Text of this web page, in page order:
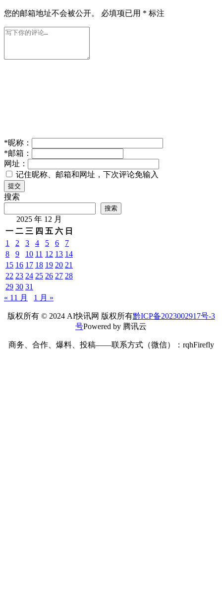
您的邮箱地址不会被公开。 必填项已用 * 标注
*昵称：
*邮箱：
网址：
记住昵称、邮箱和网址，下次评论免输入
提交
搜索
搜索
2025 年 12 月
一 二 三 四 五 六 日
1
2 3 4 5 6
7
8
9 10 11 12 13 14
15 16 17 18 19 20 21
22 23 24 25 26 27 28
29 30 31
« 11 月
1 月 »
版权所有 © 2024 AI快讯网 版权所有黔ICP备2023002917号-3
号Powered by 腾讯云
商务、合作、爆料、投稿——联系方式（微信）：rqhFirefly